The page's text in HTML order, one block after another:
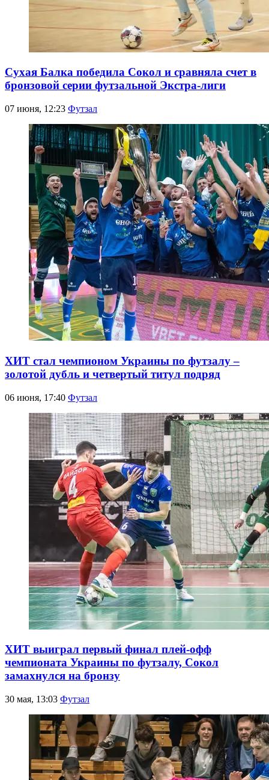
Сухая Балка победила Сокол и сравняла счет в
бронзовой серии футзальной Экстра-лиги
07 июня, 12:23 Футзал
ХИТ стал чемпионом Украины по футзалу –
золотой дубль и четвертый титул подряд
06 июня, 17:40 Футзал
ХИТ выиграл первый финал плей-офф
чемпионата Украины по футзалу, Сокол
замахнулся на бронзу
30 мая, 13:03 Футзал